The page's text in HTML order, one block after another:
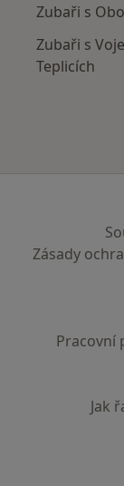
Zubaři s
Zubaři s
Teplicích
Zásady
Pracovní
Jak